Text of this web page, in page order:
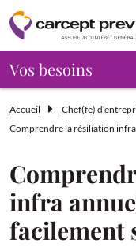
Vos besoins
Accueil
Chef(fe)
Comprendre la résiliation
infra
facilement